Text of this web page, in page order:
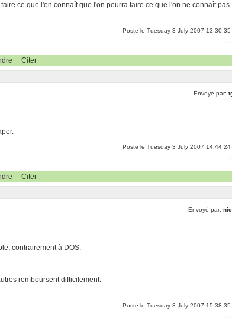
ce que l'on connaît que l'on pourra faire ce que l'on ne connaît pas
Poste le Tuesday 3 July 2007 13:30:35
Citer
Envoyé par:
Poste le Tuesday 3 July 2007 14:44:24
Citer
Envoyé par:
contrairement à DOS.
remboursent difficilement.
Poste le Tuesday 3 July 2007 15:38:35